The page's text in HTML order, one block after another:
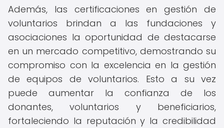
Además, las certificaciones en gestión de
voluntarios brindan a las fundaciones y
asociaciones la oportunidad de destacarse
en un mercado competitivo, demostrando su
compromiso con la excelencia en la gestión
de equipos de voluntarios. Esto a su vez
puede aumentar la confianza de los
donantes, voluntarios y beneficiarios,
fortaleciendo la reputación y la credibilidad